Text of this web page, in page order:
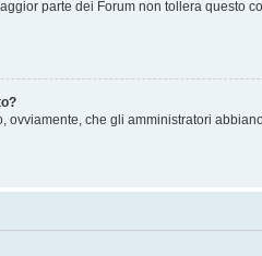
parte dei Forum non tollera questo
che gli amministratori